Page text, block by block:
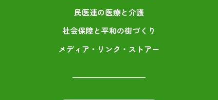
民医連の医療と介護
社会保障と平和の街づくり
メディア・リンク・ストアー